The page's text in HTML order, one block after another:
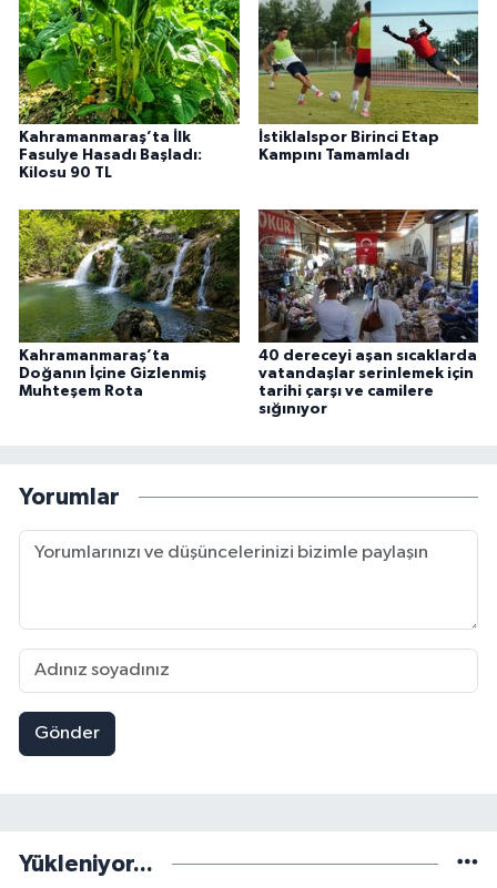
Kahramanmaraş’ta İlk
Fasulye Hasadı Başladı:
Kilosu 90 TL
İstiklalspor Birinci Etap
Kampını Tamamladı
Kahramanmaraş’ta
Doğanın İçine Gizlenmiş
Muhteşem Rota
40 dereceyi aşan sıcaklarda
vatandaşlar serinlemek için
tarihi çarşı ve camilere
sığınıyor
Yorumlar
Gönder
Yükleniyor...